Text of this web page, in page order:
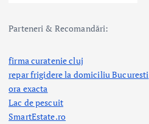
Parteneri & Recomandări:
firma curatenie cluj
repar frigidere la domiciliu Bucuresti
ora exacta
Lac de pescuit
SmartEstate.ro